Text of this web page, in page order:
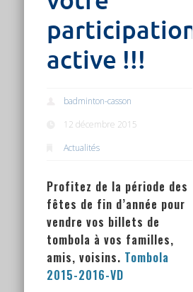
participation
active !!!
badminton-casson
12 décembre 2015
Actualités
Profitez de la période des
fêtes de fin d’année pour
vendre vos billets de
tombola à vos familles,
amis, voisins. Tombola
2015-2016-VD